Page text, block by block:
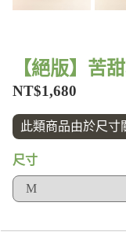
【絕版】苦
NT$1,680
此類商品由於尺寸
尺寸